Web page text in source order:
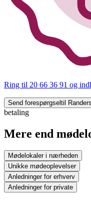
Ring til 20 66 36 91 og
Send forespørgseltil
betaling
Mere end
Mødelokaler i nærheden
Unikke mødeoplevelser
Anledninger for erhverv
Anledninger for private